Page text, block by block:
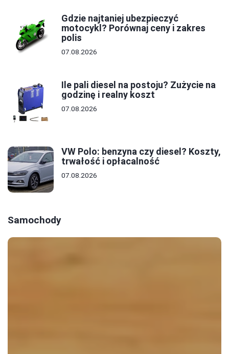
Gdzie najtaniej ubezpieczyć
motocykl? Porównaj ceny i zakres
polis
07.08.2026
Ile pali diesel na postoju? Zużycie na
godzinę i realny koszt
07.08.2026
VW Polo: benzyna czy diesel? Koszty,
trwałość i opłacalność
07.08.2026
Samochody